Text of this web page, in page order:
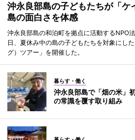
沖永良部島の子どもたちが「
島の面白さを体感
沖永良部島の和泊町を拠点に活動するNPO
日、夏休み中の島の子どもたちを対象にし
グ）ツアー」を開催した。
暮らす・働く
沖永良部島で「畑の米」
の常識を覆す取り組み